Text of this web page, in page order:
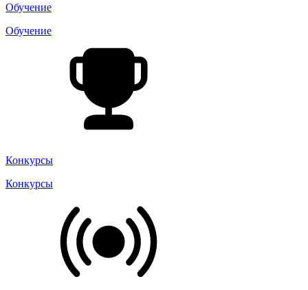
Обучение
Обучение
Конкурсы
Конкурсы